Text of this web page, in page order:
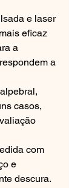
e laser
eficaz
a
a
casos,
com
e
descura.